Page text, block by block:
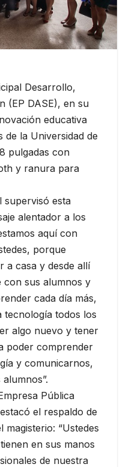
Desarrollo,
(EP DASE), en su
educativa
de la Universidad de
pulgadas con
y ranura para
supervisó esta
alentador a los
aquí con
porque
a casa y desde allí
con sus alumnos y
cada día más,
tecnología todos los
algo nuevo y tener
poder comprender
y comunicarnos,
Pública
el respaldo de
“Ustedes
en sus manos
de nuestra